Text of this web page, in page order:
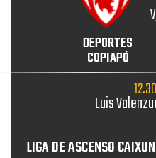
DEPORTES
COPIAPÓ
Luis
LIGA DE ASCENSO